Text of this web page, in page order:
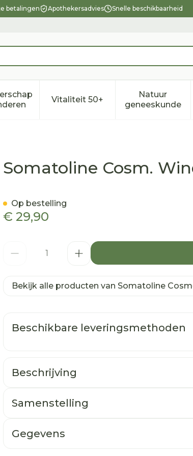
betalingen Apothekersadvies Snelle beschikbaarheid
en hygiëne categorie
Dieet, voeding en vitamines categorie
Toon submenu voor Zwangerschap en
Vitaliteit 50+Toon submenu voor
Natuur
geneeskunde
Toon
Starterkit
Somatoline Cosm.
€ 29,90
Op bestelling
Bekijk alle producten van Somatoline
Beschikbare leveringsmethoden
Beschrijving
Samenstelling
Gegevens